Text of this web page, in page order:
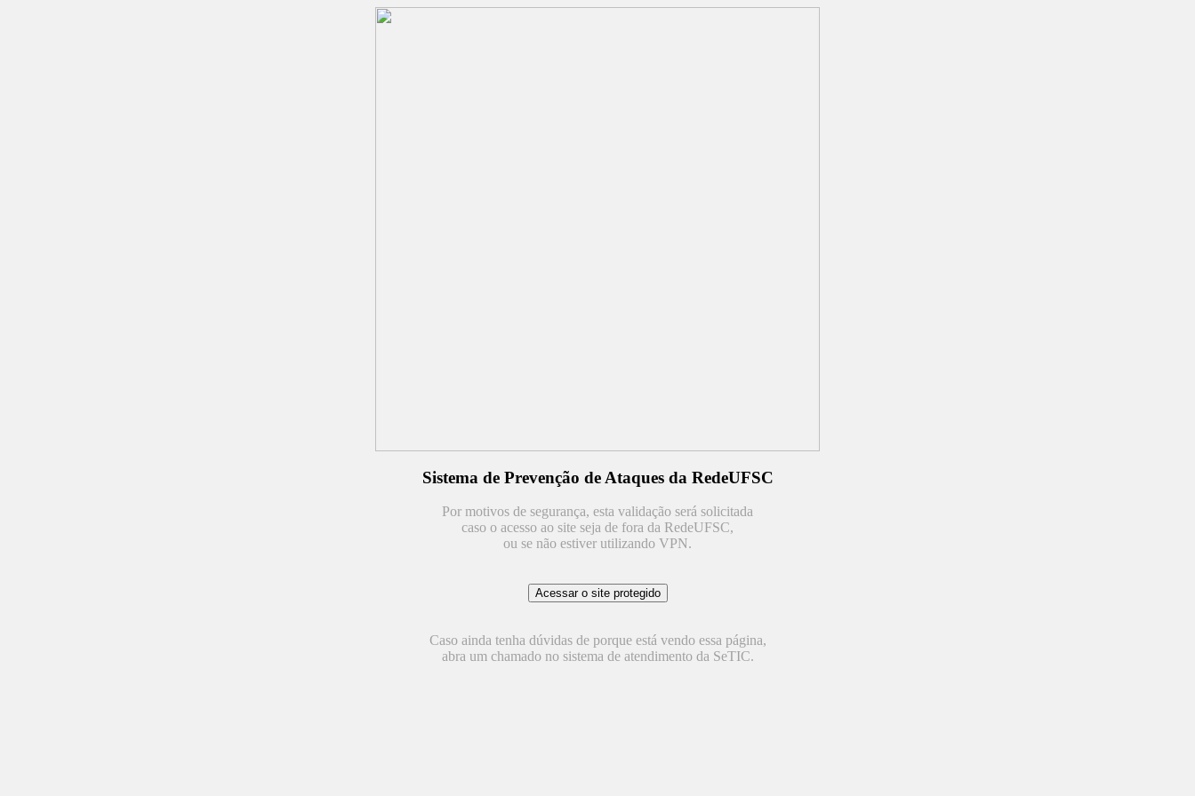
Sistema de Prevenção de Ataques da RedeUFSC
Por motivos de segurança, esta validação será solicitada
caso o acesso ao site seja de fora da RedeUFSC,
ou se não estiver utilizando VPN.
Caso ainda tenha dúvidas de porque está vendo essa página,
abra um chamado no sistema de atendimento da SeTIC.